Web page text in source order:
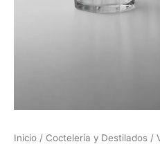
Inicio / Coctelería y Destilados /